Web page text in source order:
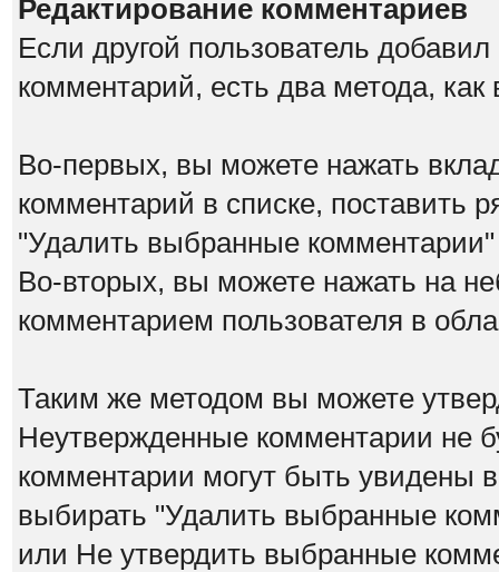
Редактирование комментариев
Если другой пользователь
комментарий, есть два метода,
Во-первых, вы можете нажать
комментарий в списке, поставить
"Удалить выбранные
Во-вторых, вы можете нажать на
комментарием пользователя в
Таким же методом вы можете
Неутвержденные комментарии не
комментарии могут быть увидены
выбирать "Удалить выбранные
или Не утвердить выбранные